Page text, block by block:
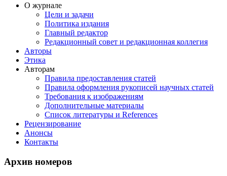
О журнале
Цели и задачи
Политика издания
Главный редактор
Редакционный совет и редакционная коллегия
Авторы
Этика
Авторам
Правила предоставления статей
Правила оформления рукописей научных статей
Требования к изображениям
Дополнительные материалы
Список литературы и References
Рецензирование
Анонсы
Контакты
Архив номеров